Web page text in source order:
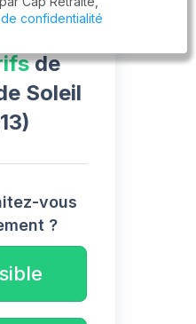
de
Soleil
vous
?
confidentialité